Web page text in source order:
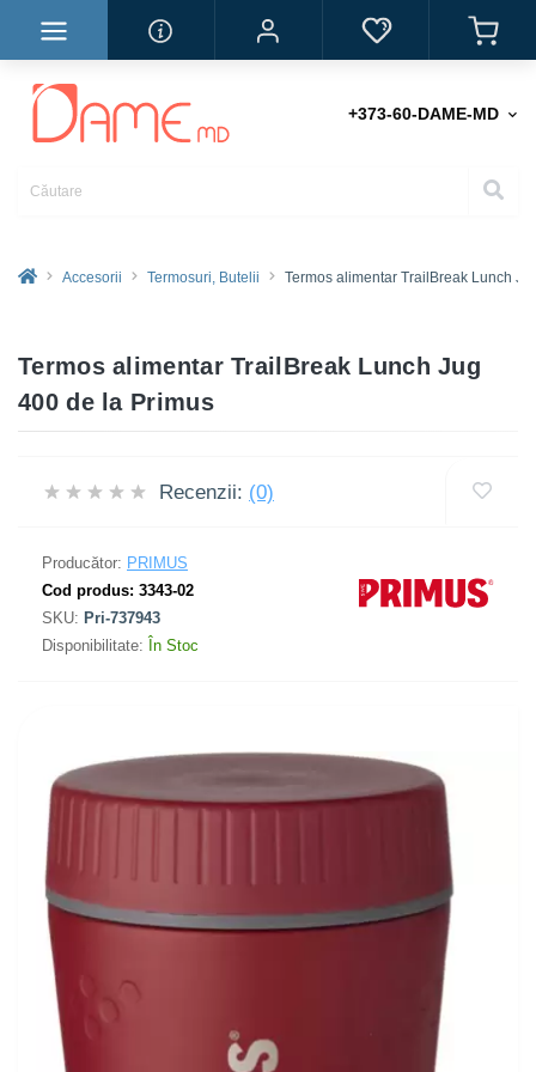
+373-60-DAME-MD
Accesorii Termosuri, Butelii Termos alimentar TrailBreak Lunch
Termos alimentar TrailBreak Lunch Jug
400 de la Primus
Recenzii: (0)
Producător: PRIMUS
Cod produs: 3343-02
SKU: Pri-737943
Disponibilitate: În Stoc